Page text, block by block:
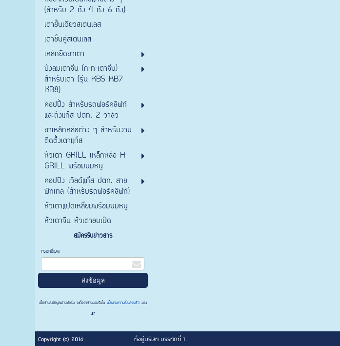
(สำหรับ 2 ถัง 4 ถัง 6 ถัง)
เตาชั้นเดี่ยวสเตนเลส
เตาชั้นคู่สเตนเลส
เหล็กยึดขาเตา
บังลมเตาจีน (กะทะเตาจีน)
สำหรับเตา (รุ่น KB5 KB7
KB8)
คอปปิ้ง สำหรับรถฟอร์คลิฟท์
และถังแก๊ส ปตท. 2 วาล์ว
ขาเหล็กหล่อต่าง ๆ สำหรับงาน
ติดตั้งเตาแก๊ส
หัวเตา GRILL เหล็กหล่อ H-
GRILL พร้อมนมหนู
คอปปิง เวิลด์แก๊ส ปตท. สาย
พิทเทล (สำหรับรถฟอร์คลิฟท์)
หัวเตาแปดเหลี่ยมพร้อมนมหนู
หัวเตาจีน หัวเตาอบเป็ด
สมัครรับข่าวสาร
กรอกอีเมล
เมื่อท่านส่งข้อมูลผ่านฟอร์ม จะถือว่าท่านยอมรับในนโยบายความเป็นส่วนตัวของ
เรา
Copyright (c) 2014
ที่อยู่บริษัท บรรทัดที่ 1